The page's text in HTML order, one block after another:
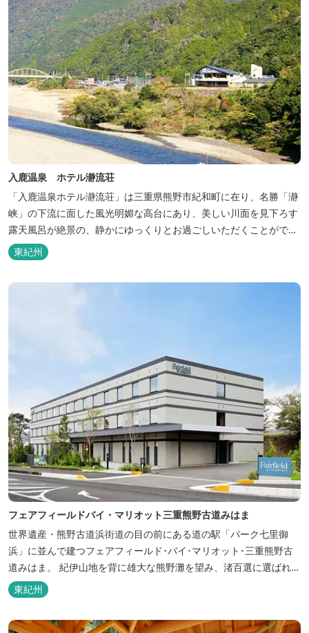
入鹿温泉 ホテル瀞流荘
「入鹿温泉ホテル瀞流荘」は三重県熊野市紀和町に在り、名勝「瀞
峡」の下流に面した風光明媚な高台にあり、美しい川面を見下ろす
露天風呂が絶景の、静かにゆっくりとお過ごしいただくことができ
る温泉宿泊施設です。 熊野古道をはじめ、日本一の棚田と称される
丸山千枚田、赤木城跡、熊野本宮大社（熊野三山）、玉置神社が近
くに点在し、和歌山・奈良の遺産や名所からも近いことから観光ア
東紀州
フェアフィールドバイ・マリオット三重熊野古道みはま
世界遺産・熊野古道浜街道の目の前にある道の駅「パーク七里御
浜」に並んで建つフェアフィールド･バイ･マリオット･三重熊野古
道みはま。 紀伊山地を背に雄大な熊野灘を望み、渚百選に選ばれた
七里御浜海岸などの美しい自然が広がります。一年を通して暖かで
過ごしやすく、季節を通じて穫れる数々の品種のみかんをはじめ、
豊富な畑の幸や海の幸を堪能していただけます。 風光明媚な御浜を
東紀州